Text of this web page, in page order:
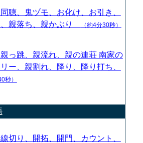
聴、鬼ヅモ、お化け、お引き、
親落ち、親かぶり
（約4分30秒）
っ跳、親流れ、親の連荘 南家の
ー、親割れ、降り、降り打ち、
秒）
切り、開拓、開門、カウント、